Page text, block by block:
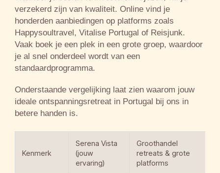
verzekerd zijn van kwaliteit. Online vind je
honderden aanbiedingen op platforms zoals
Happysoultravel, Vitalise Portugal of Reisjunk.
Vaak boek je een plek in een grote groep, waardoor
je al snel onderdeel wordt van een
standaardprogramma.
Onderstaande vergelijking laat zien waarom jouw
ideale ontspanningsretreat in Portugal bij ons in
betere handen is.
Kenmerk
Serena Vista
(jouw
ervaring)
Groothandel
retreats & grote
platforms